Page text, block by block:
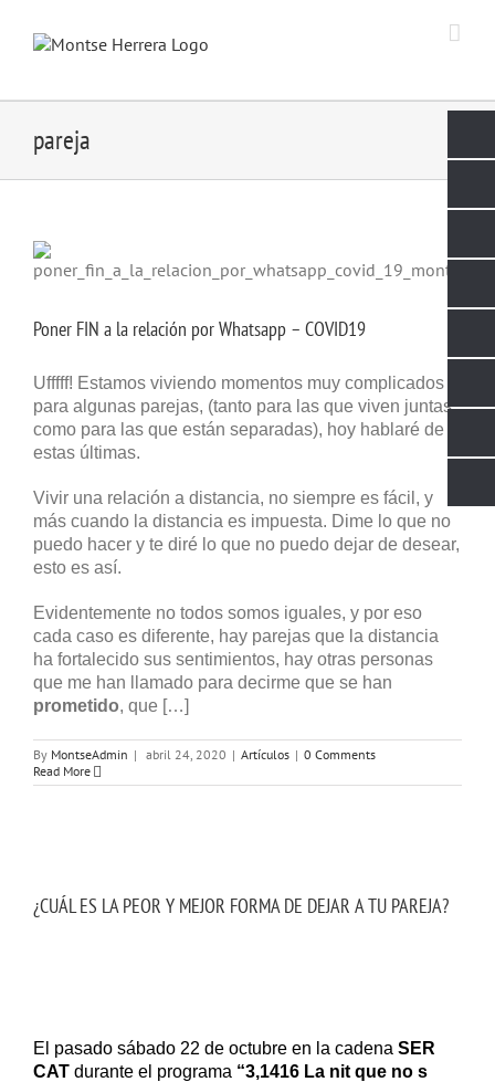
content
pareja
Poner FIN a la relación por Whatsapp – COVID19
Ufffff! Estamos viviendo momentos muy complicados
para algunas parejas, (tanto para las que viven juntas,
como para las que están separadas), hoy hablaré de
estas últimas.
Vivir una relación a distancia, no siempre es fácil, y
más cuando la distancia es impuesta. Dime lo que no
puedo hacer y te diré lo que no puedo dejar de desear,
esto es así.
Evidentemente no todos somos iguales, y por eso
cada caso es diferente, hay parejas que la distancia
ha fortalecido sus sentimientos, hay otras personas
que me han llamado para decirme que se han
prometido, que […]
By MontseAdmin | abril 24, 2020 | Artículos | 0 Comments
Read More
¿CUÁL ES LA PEOR Y MEJOR FORMA DE DEJAR A TU PAREJA?
El pasado sábado 22 de octubre en la cadena SER
CAT durante el programa “3,1416 La nit que no s